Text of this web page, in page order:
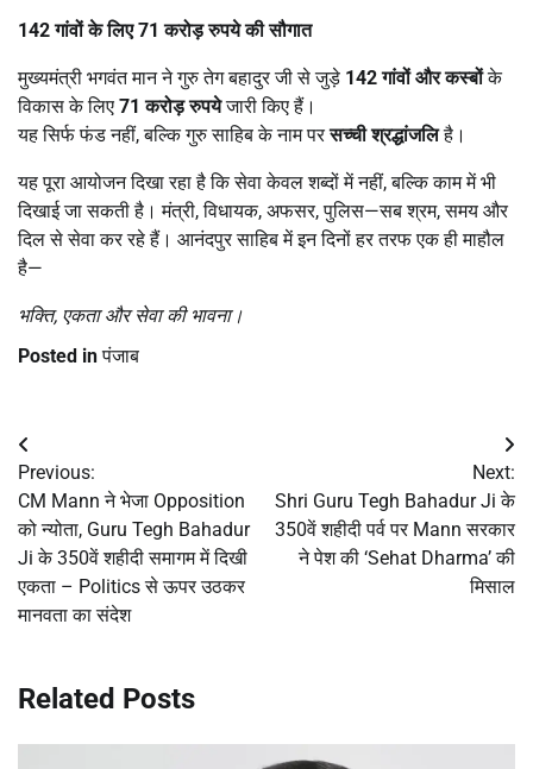
142गांवों के लिए71करोड़ रुपये की सौगात
मुख्यमंत्री भगवंत मान ने गुरु तेग बहादुर जी से जुड़े 142गांवों और कस्बोंके
विकास के लिए 71करोड़ रुपयेजारी किए हैं।
यह सिर्फ फंड नहीं, बल्कि गुरु साहिब के नाम परसच्ची श्रद्धांजलिहै।
यह पूरा आयोजन दिखा रहा है कि सेवा केवल शब्दों में नहीं, बल्कि काम में भी
दिखाई जा सकती है। मंत्री, विधायक, अफसर, पुलिस—सब श्रम, समय और
दिल से सेवा कर रहे हैं। आनंदपुर साहिब में इन दिनों हर तरफ एक ही माहौल
है—
भक्ति, एकता और सेवा की भावना।
Posted inपंजाब
Post
navigation
Previous:
CM Mann ने भेजा Opposition
को न्योता, Guru Tegh Bahadur
Ji के 350वें शहीदी समागम में दिखी
एकता – Politics से ऊपर उठकर
मानवता का संदेश
Next:
Shri Guru Tegh Bahadur Ji के
350वें शहीदी पर्व पर Mann सरकार
ने पेश की ‘Sehat Dharma’ की
मिसाल
Related Posts